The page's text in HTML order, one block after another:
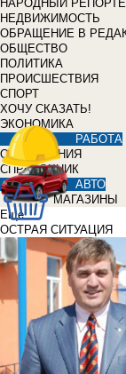
НАРОДНЫЙ
НЕДВИЖИМОСТЬ
ОБРАЩЕНИЕ В
ОБЩЕСТВО
ПОЛИТИКА
ПРОИСШЕСТВИЯ
СПОРТ
ХОЧУ СКАЗАТЬ!
ЭКОНОМИКА
РАБОТА
ОБЪЯВЛЕНИЯ
СПРАВОЧНИК
АВТО
МАГАЗИНЫ
Еще
ОСТРАЯ СИТУАЦИЯ